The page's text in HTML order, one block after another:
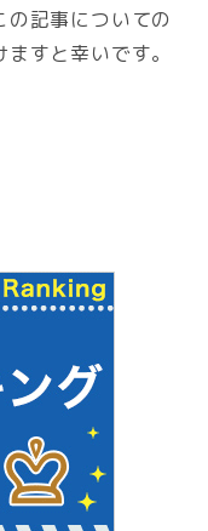
記事についての
すと幸いです。